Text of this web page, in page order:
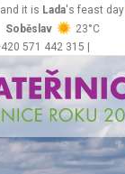
571 442 315 |
it is Lada's feast day
Soběslav
23°C